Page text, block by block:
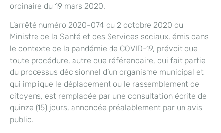
ordinaire du 19 mars 2020.
L’arrêté numéro 2020-074 du 2 octobre 2020 du
Ministre de la Santé et des Services sociaux, émis dans
le contexte de la pandémie de COVID-19, prévoit que
toute procédure, autre que référendaire, qui fait partie
du processus décisionnel d’un organisme municipal et
qui implique le déplacement ou le rassemblement de
citoyens, est remplacée par une consultation écrite de
quinze (15) jours, annoncée préalablement par un avis
public.